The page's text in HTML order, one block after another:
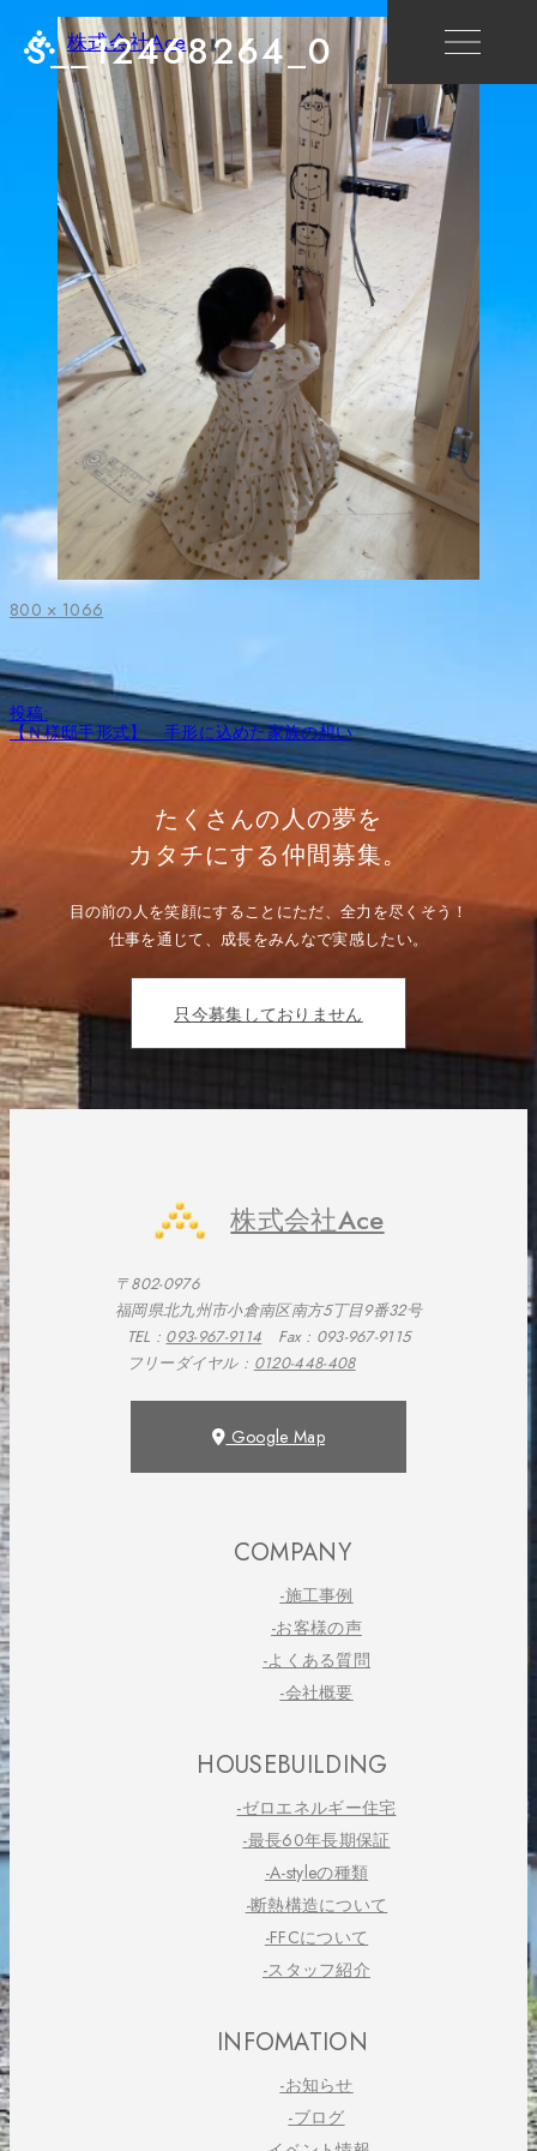
株式会社Ace
S__12468264_0
フ
イ
ズ
800 × 1066
投
稿
ナ
ョ
投稿:
【Ｎ様邸手形式】 手形に込めた家族の想い
たくさんの人の夢を
カタチにする仲間募集。
目の前の人を笑顔にすることにただ、全力を尽くそう！
仕事を通じて、成長をみんなで実感したい。
只今募集しておりません
株式会社Ace
〒802-0976
福岡県北九州市小倉南区南方5丁目9番32号
TEL : 093-967-9114 Fax : 093-967-9115
フリーダイヤル : 0120-448-408
Google Map
COMPANY
-施工事例
-お客様の声
-よくある質問
-会社概要
HOUSEBUILDING
-ゼロエネルギー住宅
-最長60年長期保証
-A-styleの種類
-断熱構造について
-FFCについて
-スタッフ紹介
INFOMATION
-お知らせ
-ブログ